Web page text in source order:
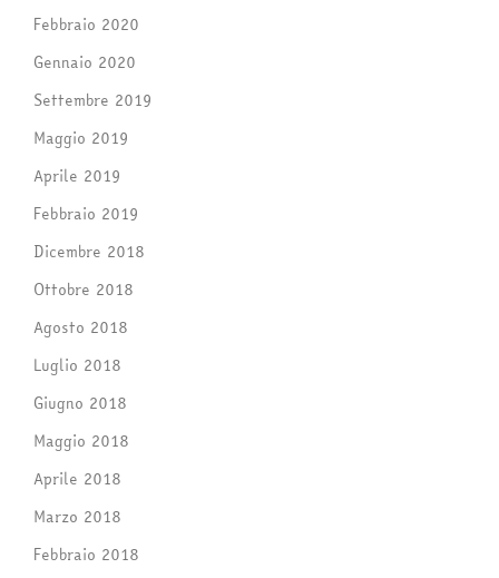
Febbraio 2020
Gennaio 2020
Settembre 2019
Maggio 2019
Aprile 2019
Febbraio 2019
Dicembre 2018
Ottobre 2018
Agosto 2018
Luglio 2018
Giugno 2018
Maggio 2018
Aprile 2018
Marzo 2018
Febbraio 2018